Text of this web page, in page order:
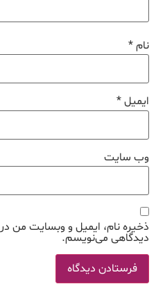
نام*
ایمیل*
وب‌ سایت
ذخیره نام، ایمیل و وبسایت من در
دیدگاهی می‌نویسم.